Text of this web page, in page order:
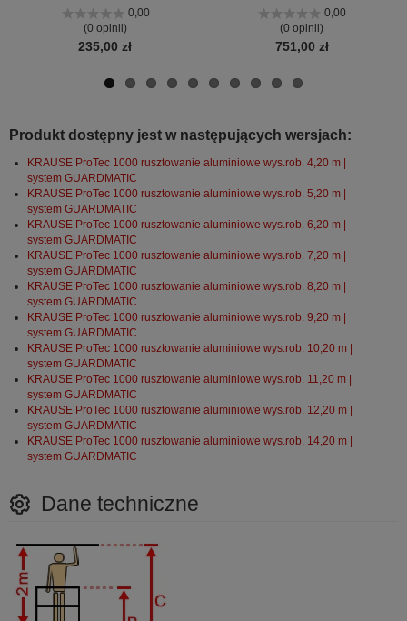
0,00
(0 opinii)
235,00 zł
0,00
(0 opinii)
751,00 zł
Produkt dostępny jest w następujących wersjach:
KRAUSE ProTec 1000 rusztowanie aluminiowe wys.rob. 4,20 m |
system GUARDMATIC
KRAUSE ProTec 1000 rusztowanie aluminiowe wys.rob. 5,20 m |
system GUARDMATIC
KRAUSE ProTec 1000 rusztowanie aluminiowe wys.rob. 6,20 m |
system GUARDMATIC
KRAUSE ProTec 1000 rusztowanie aluminiowe wys.rob. 7,20 m |
system GUARDMATIC
KRAUSE ProTec 1000 rusztowanie aluminiowe wys.rob. 8,20 m |
system GUARDMATIC
KRAUSE ProTec 1000 rusztowanie aluminiowe wys.rob. 9,20 m |
system GUARDMATIC
KRAUSE ProTec 1000 rusztowanie aluminiowe wys.rob. 10,20 m |
system GUARDMATIC
KRAUSE ProTec 1000 rusztowanie aluminiowe wys.rob. 11,20 m |
system GUARDMATIC
KRAUSE ProTec 1000 rusztowanie aluminiowe wys.rob. 12,20 m |
system GUARDMATIC
KRAUSE ProTec 1000 rusztowanie aluminiowe wys.rob. 14,20 m |
system GUARDMATIC
Dane techniczne